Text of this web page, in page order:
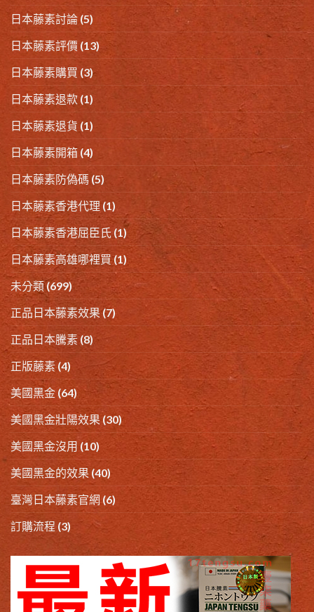
日本藤素討論 (5)
日本藤素評價 (13)
日本藤素購買 (3)
日本藤素退款 (1)
日本藤素退貨 (1)
日本藤素開箱 (4)
日本藤素防偽碼 (5)
日本藤素香港代理 (1)
日本藤素香港屈臣氏 (1)
日本藤素高雄哪裡買(1)
未分類(699)
正品日本藤素效果(7)
正品日本騰素 (8)
正版藤素 (4)
美國黑金 (64)
美國黑金壯陽效果 (30)
美國黑金沒用 (10)
美國黑金的效果 (40)
臺灣日本藤素官網 (6)
訂購流程 (3)